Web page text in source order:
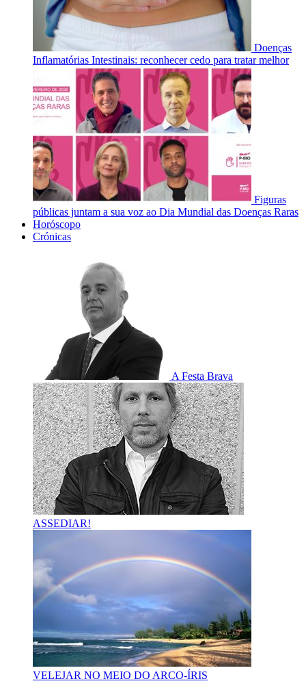
Doenças
Inflamatórias Intestinais: reconhecer cedo para tratar melhor
Figuras
públicas juntam a sua voz ao Dia Mundial das Doenças Raras
Horóscopo
Crónicas
A Festa Brava
ASSEDIAR!
VELEJAR NO MEIO DO ARCO-ÍRIS